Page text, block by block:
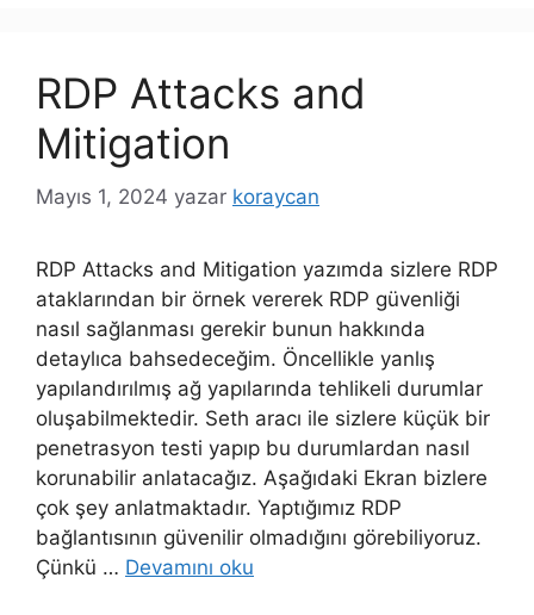
RDP Attacks and
Mitigation
Mayıs 1, 2024 yazar koraycan
RDP Attacks and Mitigation yazımda sizlere RDP
ataklarından bir örnek vererek RDP güvenliği
nasıl sağlanması gerekir bunun hakkında
detaylıca bahsedeceğim. Öncellikle yanlış
yapılandırılmış ağ yapılarında tehlikeli durumlar
oluşabilmektedir. Seth aracı ile sizlere küçük bir
penetrasyon testi yapıp bu durumlardan nasıl
korunabilir anlatacağız. Aşağıdaki Ekran bizlere
çok şey anlatmaktadır. Yaptığımız RDP
bağlantısının güvenilir olmadığını görebiliyoruz.
Çünkü … Devamını oku